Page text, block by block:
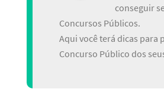
conseguir
Concursos Públicos.
Aqui você terá dicas para
Concurso Público dos